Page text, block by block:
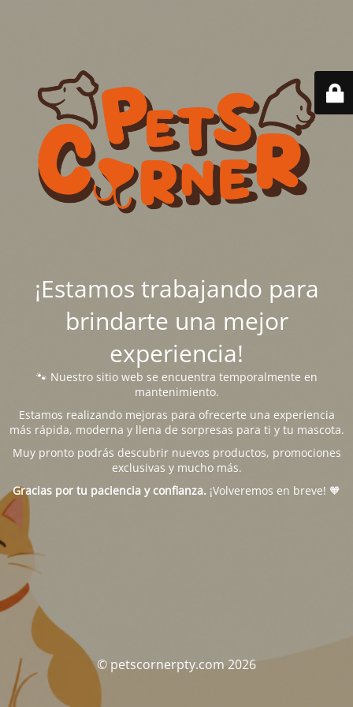
¡Estamos trabajando para
brindarte una mejor
experiencia!
🐾 Nuestro sitio web se encuentra temporalmente en
mantenimiento.
Estamos realizando mejoras para ofrecerte una experiencia
más rápida, moderna y llena de sorpresas para ti y tu mascota.
Muy pronto podrás descubrir nuevos productos, promociones
exclusivas y mucho más.
Gracias por tu paciencia y confianza. ¡Volveremos en breve! 🧡
© petscornerpty.com 2026